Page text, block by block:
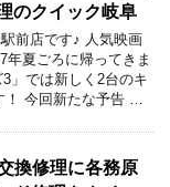
のクイック岐阜
前店です♪ 人気映画
年夏ごろに帰ってきま
」では新しく2台のキ
！ 今回新たな予告 …
換修理に各務原